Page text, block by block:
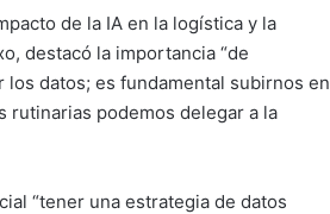
de la IA en la logística y la
destacó la importancia “de
datos; es fundamental subirnos en
rutinarias podemos delegar a la
“tener una estrategia de datos